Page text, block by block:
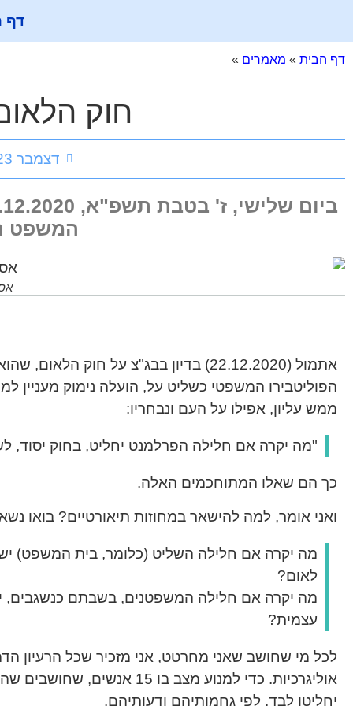
דף
דף הבית » מאמרים »
חוק
דצמבר 23, 2020
המשפט
אתמול (22.12.2020) בדיון בבג"צ על חוק
הפוליטבירו המשפטי כשליט על, הועלה נימוק מעניין
ממש עליון, אפילו על העם ונבחריו:
"מה יקרה אם חלילה הפרלמנט יחליט, בחוק יסוד,
כך הם שאלו המתוחכמים האלה.
ואני אומר, למה להישאר במחוזות תיאורטיים? בואו
מה יקרה אם חלילה השליט (כלומר, בית המשפט)
לאום?
מה יקרה אם חלילה המשפטנים, בשבתם כנשגבים,
עצמית?
לכל מי שחושב שאני מחרטט, אני מזכיר שכל הרעיון
אוליגרכיות. כדי למנוע מצב בו
יחליטו לבד, לפי גחמותיהם ודעותיהם.